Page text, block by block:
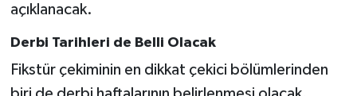
açıklanacak.
Derbi Tarihleri de Belli Olacak
Fikstür çekiminin en dikkat çekici bölümlerinden